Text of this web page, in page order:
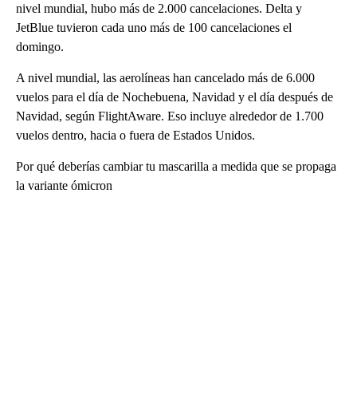
nivel mundial, hubo más de 2.000 cancelaciones. Delta y
JetBlue tuvieron cada uno más de 100 cancelaciones el
domingo.
A nivel mundial, las aerolíneas han cancelado más de 6.000
vuelos para el día de Nochebuena, Navidad y el día después de
Navidad, según FlightAware. Eso incluye alrededor de 1.700
vuelos dentro, hacia o fuera de Estados Unidos.
Por qué deberías cambiar tu mascarilla a medida que se propaga
la variante ómicron